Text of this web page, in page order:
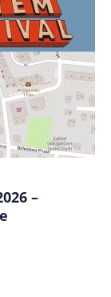
podczas
–